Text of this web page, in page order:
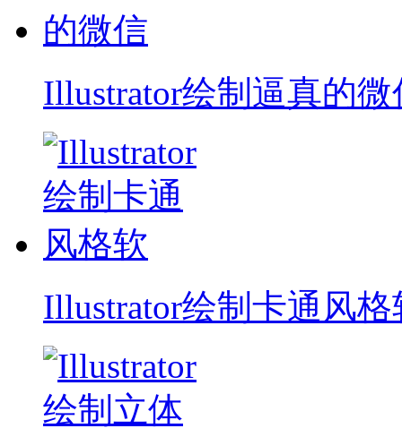
Illustrator绘制逼真的微
Illustrator绘制卡通风格